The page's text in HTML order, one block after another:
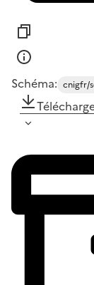
Schéma: cnigfr/